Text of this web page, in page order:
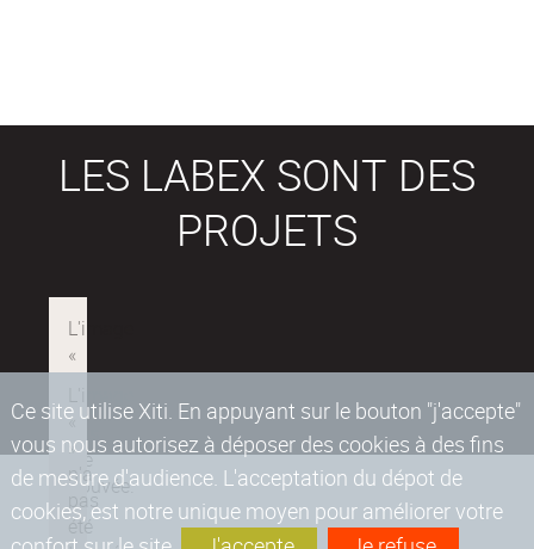
Ce site utilise Xiti. En appuyant sur le bouton "j'accepte"
vous nous autorisez à déposer des cookies à des fins
de mesure d'audience. L'acceptation du dépot de
cookies, est notre unique moyen pour améliorer votre
LES LABEX SONT DES
PROJETS